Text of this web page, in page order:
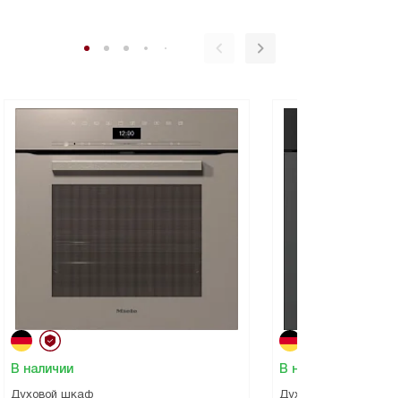
В наличии
Духовой шкаф
В наличии
Духовой шкаф